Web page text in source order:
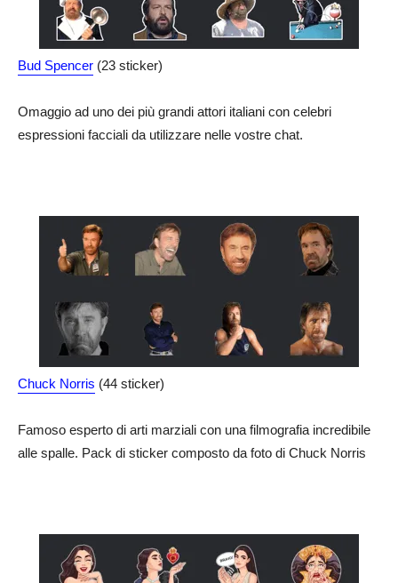
Bud Spencer (23 sticker)
Omaggio ad uno dei più grandi attori italiani con celebri
espressioni facciali da utilizzare nelle vostre chat.
Chuck Norris (44 sticker)
Famoso esperto di arti marziali con una filmografia incredibile
alle spalle. Pack di sticker composto da foto di Chuck Norris